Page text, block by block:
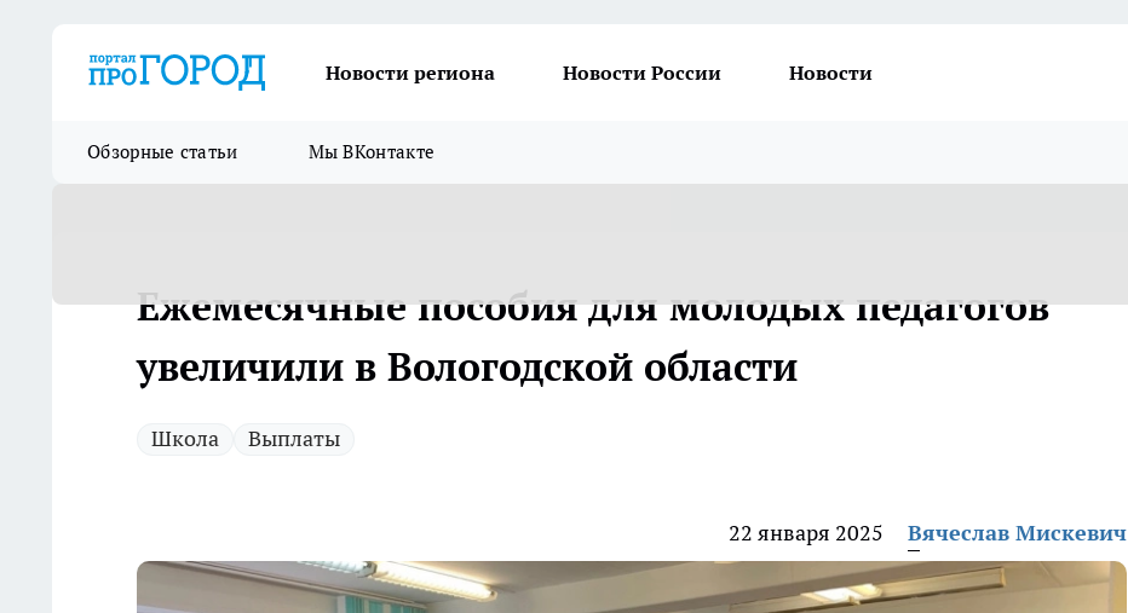
Новости региона Новости России Новости
Обзорные статьи Мы ВКонтакте
Ежемесячные пособия для молодых педагогов
увеличили в Вологодской области
Школа Выплаты
22 января 2025 Вячеслав Мискевич